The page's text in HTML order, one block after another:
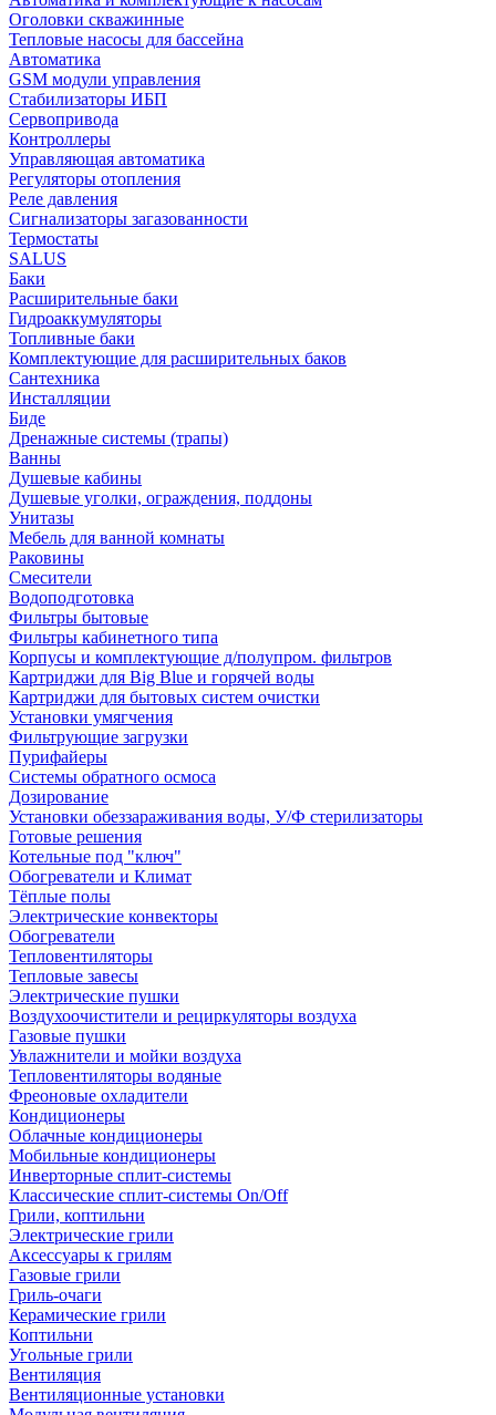
Оголовки скважинные
Тепловые насосы для бассейна
Автоматика
GSM модули управления
Стабилизаторы ИБП
Сервопривода
Контроллеры
Управляющая автоматика
Регуляторы отопления
Реле давления
Сигнализаторы загазованности
Термостаты
SALUS
Баки
Расширительные баки
Гидроаккумуляторы
Топливные баки
Комплектующие для расширительных баков
Сантехника
Инсталляции
Биде
Дренажные системы (трапы)
Ванны
Душевые кабины
Душевые уголки, ограждения, поддоны
Унитазы
Мебель для ванной комнаты
Раковины
Смесители
Водоподготовка
Фильтры бытовые
Фильтры кабинетного типа
Корпусы и комплектующие д/полупром. фильтров
Картриджи для Big Blue и горячей воды
Картриджи для бытовых систем очистки
Установки умягчения
Фильтрующие загрузки
Пурифайеры
Системы обратного осмоса
Дозирование
Установки обеззараживания воды, У/Ф стерилизаторы
Готовые решения
Котельные под "ключ"
Обогреватели и Климат
Тёплые полы
Электрические конвекторы
Обогреватели
Тепловентиляторы
Тепловые завесы
Электрические пушки
Воздухоочистители и рециркуляторы воздуха
Газовые пушки
Увлажнители и мойки воздуха
Тепловентиляторы водяные
Фреоновые охладители
Кондиционеры
Облачные кондиционеры
Мобильные кондиционеры
Инверторные сплит-системы
Классические сплит-системы On/Off
Грили, коптильни
Электрические грили
Аксессуары к грилям
Газовые грили
Гриль-очаги
Керамические грили
Коптильни
Угольные грили
Вентиляция
Вентиляционные установки